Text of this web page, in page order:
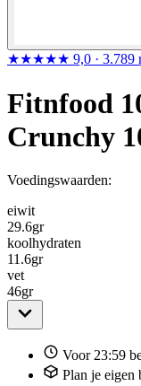
★★★★★ 9,0 · 3.789
Fitnfood
Crunchy
Voedingswaarden:
eiwit
29.6gr
koolhydraten
11.6gr
vet
46gr
Voor 23:59
Plan je eigen